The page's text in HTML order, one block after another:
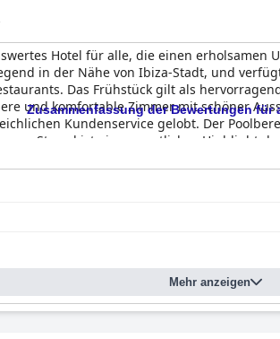
die Buchten von Talamanca und Ibiza sind
Hotel für alle, die einen erholsamen
in der Nähe von Ibiza-Stadt, und
Das Frühstück gilt als
und komfortable Zimmer mit schöner
Kundenservice gelobt. Der
Strand ist ein wesentliches Highlight
Zusammenfassung der Bewertungen für
Mehr anzeigen